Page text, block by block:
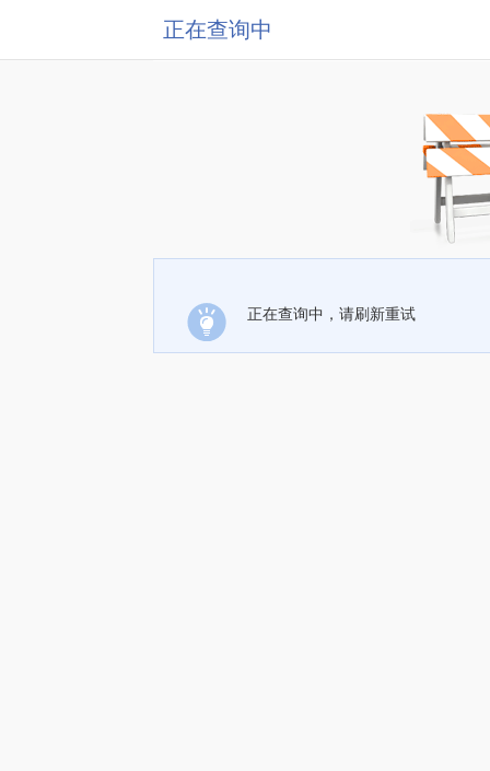
正在查询中
正在查询中，请刷新重试